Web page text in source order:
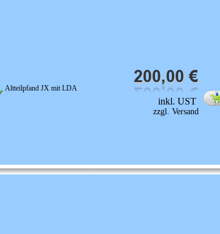
Altteilpfand JX mit LDA
inkl. UST
zzgl. Versand